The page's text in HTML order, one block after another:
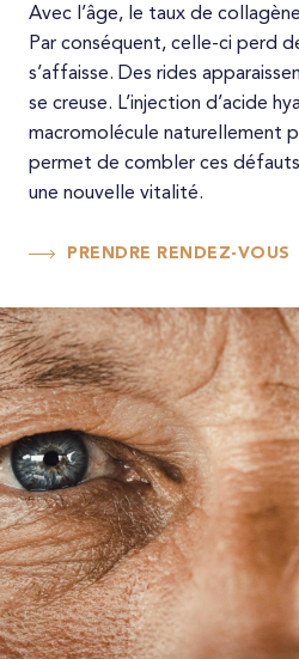
Spécificités
MD CODES
Skinbooster
Epilation laser jambes
Epilation laser pieds
Peaux mates et
Taches brunes
Couperose
Avec l’âge, le taux de
Par conséquent, celle-ci perd
s’affaisse. Des rides
se creuse. L’injection d’acide
macromolécule naturellement
permet de combler ces
une nouvelle vitalité.
PRENDRE RENDEZ-VOUS